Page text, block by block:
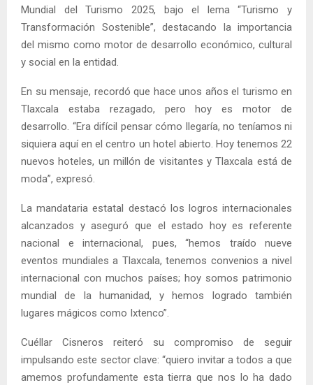
Mundial del Turismo 2025, bajo el lema “Turismo y
Transformación Sostenible”, destacando la importancia
del mismo como motor de desarrollo económico, cultural
y social en la entidad.
En su mensaje, recordó que hace unos años el turismo en
Tlaxcala estaba rezagado, pero hoy es motor de
desarrollo. “Era difícil pensar cómo llegaría, no teníamos ni
siquiera aquí en el centro un hotel abierto. Hoy tenemos 22
nuevos hoteles, un millón de visitantes y Tlaxcala está de
moda”, expresó.
La mandataria estatal destacó los logros internacionales
alcanzados y aseguró que el estado hoy es referente
nacional e internacional, pues, “hemos traído nueve
eventos mundiales a Tlaxcala, tenemos convenios a nivel
internacional con muchos países; hoy somos patrimonio
mundial de la humanidad, y hemos logrado también
lugares mágicos como Ixtenco”.
Cuéllar Cisneros reiteró su compromiso de seguir
impulsando este sector clave: “quiero invitar a todos a que
amemos profundamente esta tierra que nos lo ha dado